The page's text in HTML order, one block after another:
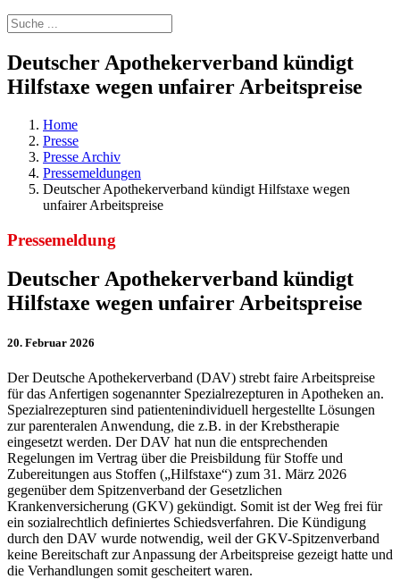
Deutscher Apothekerverband kündigt
Hilfstaxe wegen unfairer Arbeitspreise
Home
Presse
Presse Archiv
Pressemeldungen
Deutscher Apothekerverband kündigt Hilfstaxe wegen
unfairer Arbeitspreise
Pressemeldung
Deutscher Apothekerverband kündigt
Hilfstaxe wegen unfairer Arbeitspreise
20. Februar 2026
Der Deutsche Apothekerverband (DAV) strebt faire Arbeitspreise
für das Anfertigen sogenannter Spezialrezepturen in Apotheken an.
Spezialrezepturen sind patientenindividuell hergestellte Lösungen
zur parenteralen Anwendung, die z.B. in der Krebstherapie
eingesetzt werden. Der DAV hat nun die entsprechenden
Regelungen im Vertrag über die Preisbildung für Stoffe und
Zubereitungen aus Stoffen („Hilfstaxe“) zum 31. März 2026
gegenüber dem Spitzenverband der Gesetzlichen
Krankenversicherung (GKV) gekündigt. Somit ist der Weg frei für
ein sozialrechtlich definiertes Schiedsverfahren. Die Kündigung
durch den DAV wurde notwendig, weil der GKV-Spitzenverband
keine Bereitschaft zur Anpassung der Arbeitspreise gezeigt hatte und
die Verhandlungen somit gescheitert waren.